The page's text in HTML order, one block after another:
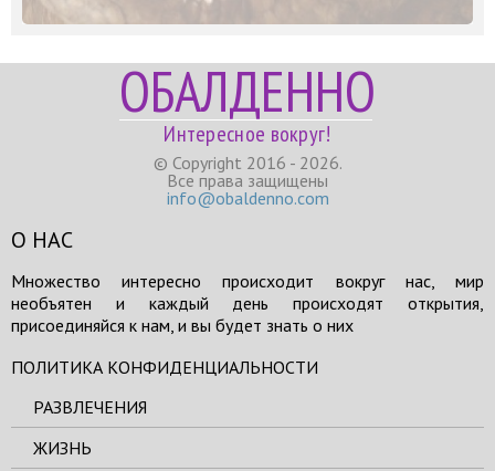
ОБАЛДЕННО
Интересное вокруг!
© Copyright 2016 - 2026.
Все права защищены
info@obaldenno.com
О НАС
Множество интересно происходит вокруг нас, мир
необъятен и каждый день происходят открытия,
присоединяйся к нам, и вы будет знать о них
ПОЛИТИКА КОНФИДЕНЦИАЛЬНОСТИ
РАЗВЛЕЧЕНИЯ
ЖИЗНЬ